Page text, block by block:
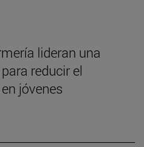
lideran una
reducir el
jóvenes